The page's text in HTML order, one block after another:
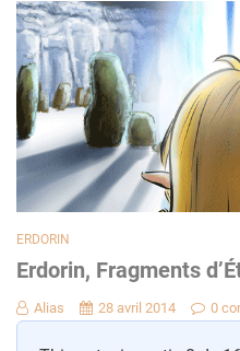
ERDORIN
Erdorin, Fragments
Alias 28 avril 2014 0